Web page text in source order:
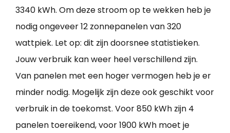
3340 kWh. Om deze stroom op te wekken heb je
nodig ongeveer 12 zonnepanelen van 320
wattpiek. Let op: dit zijn doorsnee statistieken.
Jouw verbruik kan weer heel verschillend zijn.
Van panelen met een hoger vermogen heb je er
minder nodig. Mogelijk zijn deze ook geschikt voor
verbruik in de toekomst. Voor 850 kWh zijn 4
panelen toereikend, voor 1900 kWh moet je